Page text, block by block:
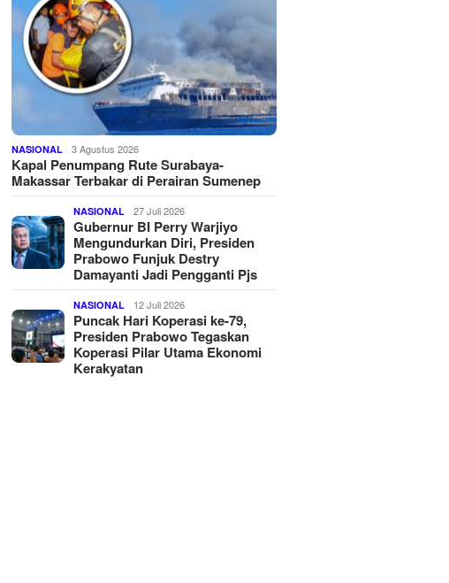
NASIONAL 3 Agustus 2026
Kapal Penumpang Rute Surabaya-
Makassar Terbakar di Perairan Sumenep
NASIONAL 27 Juli 2026
Gubernur BI Perry Warjiyo
Mengundurkan Diri, Presiden
Prabowo Funjuk Destry
Damayanti Jadi Pengganti Pjs
NASIONAL 12 Juli 2026
Puncak Hari Koperasi ke-79,
Presiden Prabowo Tegaskan
Koperasi Pilar Utama Ekonomi
Kerakyatan